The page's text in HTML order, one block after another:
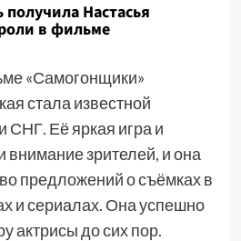
Настасья
в фильме
«Самогонщики»
стала известной
СНГ. Её яркая игра и
внимание зрителей, и она
предложений о съёмках в
и сериалах. Она успешно
актрисы до сих пор.